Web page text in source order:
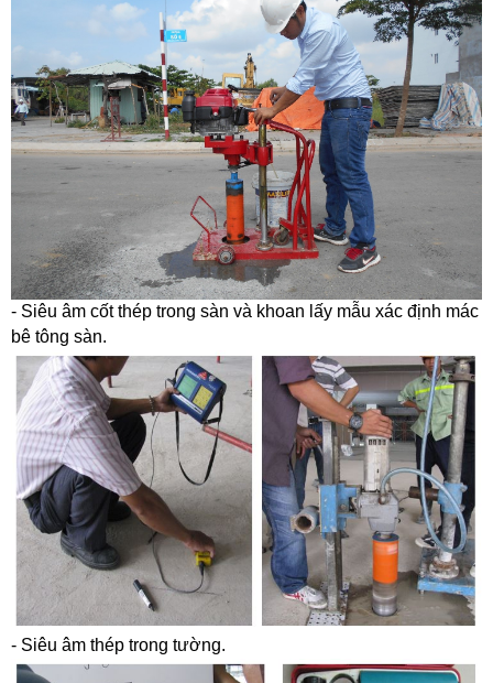
- Siêu âm cốt thép trong sàn và khoan lấy mẫu xác định mác
bê tông sàn.
- Siêu âm thép trong tường.